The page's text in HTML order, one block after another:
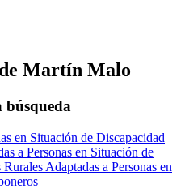
Martín Malo
búsqueda
en Situación de Discapacidad
a Personas en Situación de
Rurales Adaptadas a Personas en